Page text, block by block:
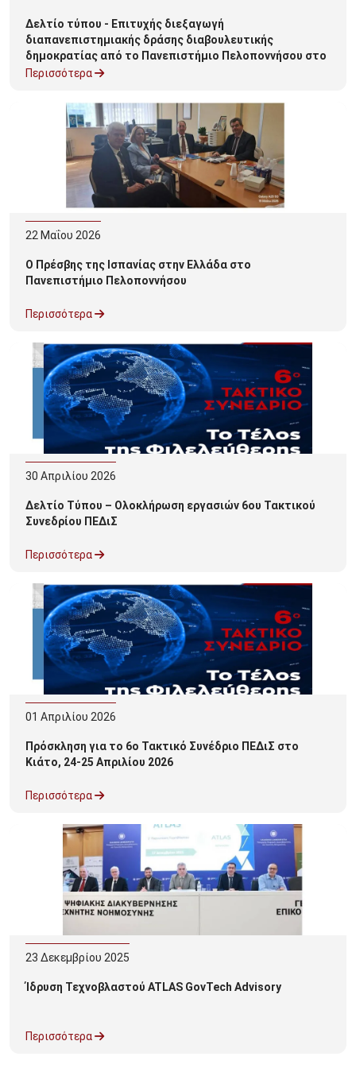
Δελτίο τύπου - Επιτυχής διεξαγωγή
διαπανεπιστημιακής δράσης διαβουλευτικής
δημοκρατίας από το Πανεπιστήμιο Πελοποννήσου στο
Europa Experience Athens
Περισσότερα
22 Μαΐου 2026
Ο Πρέσβης της Ισπανίας στην Ελλάδα στο
Πανεπιστήμιο Πελοποννήσου
Περισσότερα
30 Απριλίου 2026
Δελτίο Τύπου – Ολοκλήρωση εργασιών 6ου Τακτικού
Συνεδρίου ΠΕΔιΣ
Περισσότερα
01 Απριλίου 2026
Πρόσκληση για το 6ο Τακτικό Συνέδριο ΠΕΔιΣ στο
Κιάτο, 24-25 Απριλίου 2026
Περισσότερα
23 Δεκεμβρίου 2025
Ίδρυση Τεχνοβλαστού ATLAS GovTech Advisory
Περισσότερα